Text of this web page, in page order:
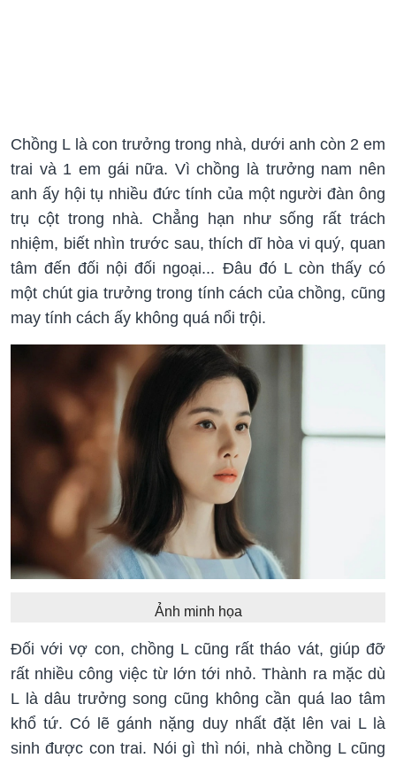
Chồng L là con trưởng trong nhà, dưới anh còn 2 em
trai và 1 em gái nữa. Vì chồng là trưởng nam nên
anh ấy hội tụ nhiều đức tính của một người đàn ông
trụ cột trong nhà. Chẳng hạn như sống rất trách
nhiệm, biết nhìn trước sau, thích dĩ hòa vi quý, quan
tâm đến đối nội đối ngoại... Đâu đó L còn thấy có
một chút gia trưởng trong tính cách của chồng, cũng
may tính cách ấy không quá nổi trội.
Ảnh minh họa
Đối với vợ con, chồng L cũng rất tháo vát, giúp đỡ
rất nhiều công việc từ lớn tới nhỏ. Thành ra mặc dù
L là dâu trưởng song cũng không cần quá lao tâm
khổ tứ. Có lẽ gánh nặng duy nhất đặt lên vai L là
sinh được con trai. Nói gì thì nói, nhà chồng L cũng